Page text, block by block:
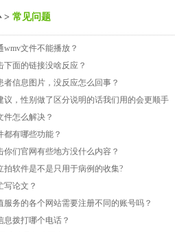
> 常见问题
wmv文件不能播放？
下面的链接没啥反应？
者信息图片，没反应怎么回事？
议，性别做了区分说明的话我们用的会更顺手
件怎么解决？
都有哪些功能？
你们官网有些地方没什么内容？
拍软件是不是只用于病例的收集?
写论文？
服务的各个网站需要注册不同的账号吗？
息拨打哪个电话？